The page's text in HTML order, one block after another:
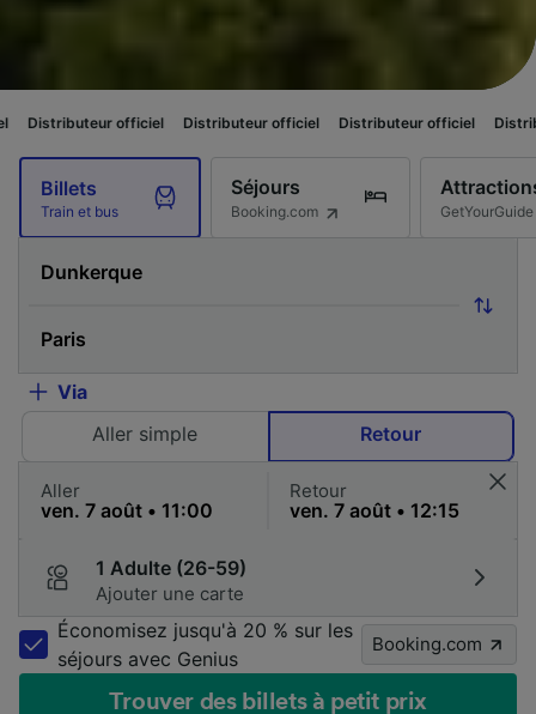
officiel Distributeur officiel Distributeur officiel Distributeur officiel
Billets
Train et bus
Séjours
Booking.com GetYourGuide
Via
Aller simple
Retour
Aller Retour
1 Adulte (26-59)
Ajouter une carte
Économisez jusqu'à 20 % sur les
séjours avec Genius
Booking.com
Trouver des billets à petit prix